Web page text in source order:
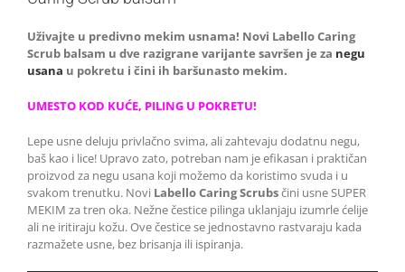
Uživajte u predivno mekim usnama! Novi Labello Caring
Scrub balsam u dve razigrane varijante savršen je za negu
usana u pokretu i čini ih baršunasto mekim.
UMESTO KOD KUĆE, PILING U POKRETU!
Lepe usne deluju privlačno svima, ali zahtevaju dodatnu negu,
baš kao i lice! Upravo zato, potreban nam je efikasan i praktičan
proizvod za negu usana koji možemo da koristimo svuda i u
svakom trenutku. Novi Labello Caring Scrubsčini usne SUPER
MEKIM za tren oka. Nežne čestice pilinga uklanjaju izumrle ćelije
ali ne iritiraju kožu. Ove čestice se jednostavno rastvaraju kada
razmažete usne, bez brisanja ili ispiranja.